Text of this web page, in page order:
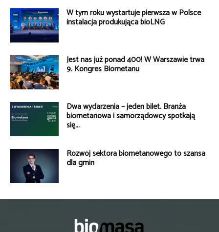
W tym roku wystartuje pierwsza w Polsce
instalacja produkująca bioLNG
Jest nas już ponad 400! W Warszawie trwa
9. Kongres Biometanu
Dwa wydarzenia – jeden bilet. Branża
biometanowa i samorządowcy spotkają
się...
Rozwój sektora biometanowego to szansa
dla gmin